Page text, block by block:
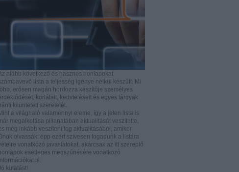
alább következő és hasznos honlapokat
lista a teljesség igénye nélkül készült. Mi
erősen magán hordozza készítője személyes
korlátait, kedvteléseit és egyes tárgyak
kitüntetett szeretetét.
a világhaló valamennyi eleme, így a jelen lista is
megalkotása pillanatában aktualitását veszítette,
még inkább veszíteni fog aktualitásából, amikor
olvassák: épp ezért szívesen fogadunk a listára
vonatkozó javaslatokat, akárcsak az itt szereplő
honlapok esetleges megszűnésére vonatkozó
is.
kutatást!